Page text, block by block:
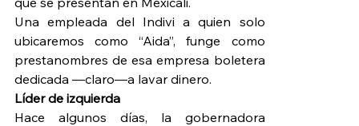
Una empleada del Indivi a quien solo
ubicaremos como “Aida”, funge como
prestanombres de esa empresa boletera
dedicada —claro—a lavar dinero.
Líder de izquierda
Hace algunos días, la gobernadora